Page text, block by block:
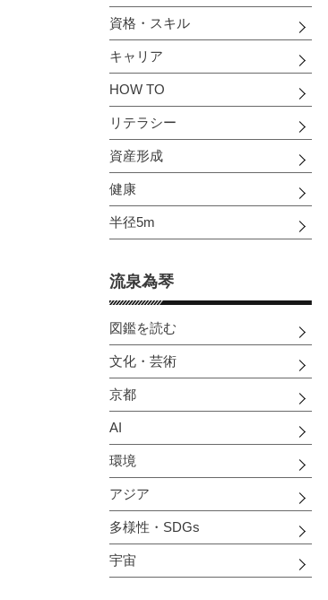
資格・スキル
キャリア
HOW TO
リテラシー
資産形成
健康
半径5m
流泉為琴
図鑑を読む
文化・芸術
京都
AI
環境
アジア
多様性・SDGs
宇宙